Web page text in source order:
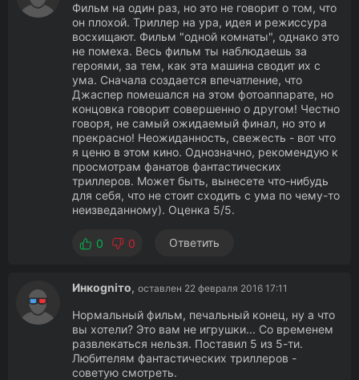
Фильм на один раз, но это не говорит о том, что
он плохой. Триллер на ура, идея и режиссура
восхищают. Фильм "одной комнаты", однако это
не помеха. Весь фильм ты наблюдаешь за
героями, за тем, как эта машина сводит их с
ума. Сначала создается впечатление, что
Джаспер помешался на этом фотоаппарате, но
концовка говорит совершенно о другом! Честно
говоря, не самый ожидаемый финал, но это и
прекрасно! Неожиданность, свежесть - вот что
я ценю в этом кино. Однозначно, рекомендую к
просмотрам фанатов фантастических
триллеров. Может быть, вынесете что-нибудь
для себя, что не стоит сходить с ума по чему-то
неизведанному). Оценка 5/5.
0 0 Ответить
Инкogniто, оставлен 22 февраля 2016 17:11
Нормальный фильм, печальный конец, ну а что
вы хотели? Это вам не игрушки... Со временем
развлекаться нельзя. Поставил 5 из 5-ти.
Любителям фантастических триллеров -
советую смотреть.